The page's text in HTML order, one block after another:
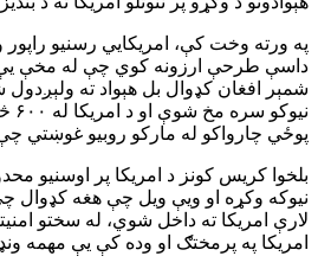
په ورته وخت کې، امریکايي رسنیو
داسې طرحې ارزونه کوي چې له مخې
شمېر افغان کډوال بل هېواد ته
پوځي چارواکو له مارکو روبیو غوښتي
بلخوا کریس کونز د امریکا پر اوسنیو
نیوکه وکړه او ویې ویل چې هغه کډوال
لارې امریکا ته داخل شوي، له سختو
امریکا په پرمختګ او وده کې یې مهمه